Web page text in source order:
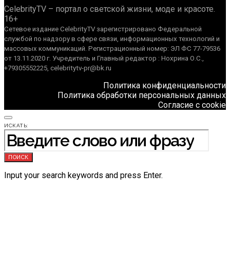
CelebrityTV – портал о светской жизни, моде и красоте.
16+
Сетевое издание CelebrityTV зарегистрировано Федеральной
службой по надзору в сфере связи, информационных технологий и
массовых коммуникаций. Регистрационный номер: ЭЛ ФС 77-79536
от 13.11.2020 г. Учредитель и Главный редактор : Нохрина О.С.,
+79305552225, celebritytv-pr@bk.ru
Политика конфиденциальности
Политика обработки персональных данных
Согласие с cookie
ИСКАТЬ:
ПОИСК
Input your search keywords and press Enter.